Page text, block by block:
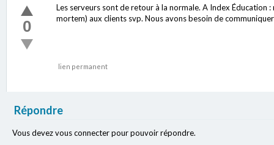
0
Les serveurs sont de retour à la normale. A Index
mortem) aux clients svp. Nous avons besoin de
lien permanent
Répondre
Vous devez vous connecter pour pouvoir répondre.